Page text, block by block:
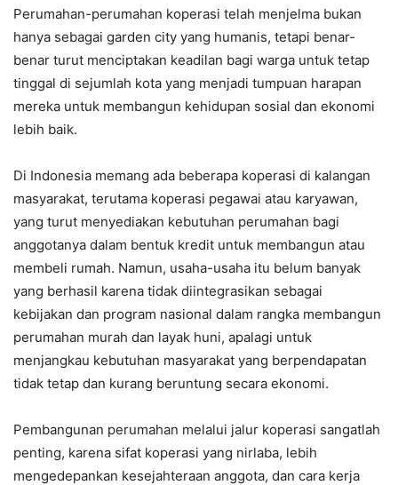
Perumahan-perumahan koperasi telah menjelma bukan
hanya sebagai garden city yang humanis, tetapi benar-
benar turut menciptakan keadilan bagi warga untuk tetap
tinggal di sejumlah kota yang menjadi tumpuan harapan
mereka untuk membangun kehidupan sosial dan ekonomi
lebih baik.
Di Indonesia memang ada beberapa koperasi di kalangan
masyarakat, terutama koperasi pegawai atau karyawan,
yang turut menyediakan kebutuhan perumahan bagi
anggotanya dalam bentuk kredit untuk membangun atau
membeli rumah. Namun, usaha-usaha itu belum banyak
yang berhasil karena tidak diintegrasikan sebagai
kebijakan dan program nasional dalam rangka membangun
perumahan murah dan layak huni, apalagi untuk
menjangkau kebutuhan masyarakat yang berpendapatan
tidak tetap dan kurang beruntung secara ekonomi.
Pembangunan perumahan melalui jalur koperasi sangatlah
penting, karena sifat koperasi yang nirlaba, lebih
mengedepankan kesejahteraan anggota, dan cara kerja